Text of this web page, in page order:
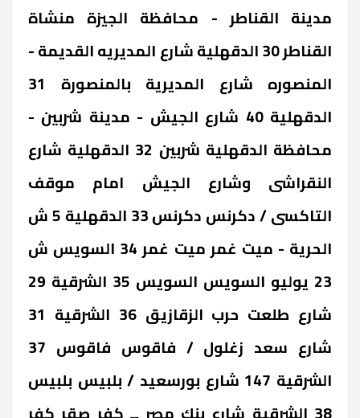
مدينة القناطر - محافظة الجيزة ‎منشاة
القناطر 30 ‎الدقهلية ‎شارع المديريه القديمة -
المنصوره ‎شارع المديرية بالمنصورة 31
‎الدقهلية ‎40 شارع الجيش - مدينة شربين -
محافظة الدقهلية ‎شربين 32 ‎الدقهلية ‎شارع
النقراشى وشارع الجيش امام موقف
التاكسى / دكرنس ‎دكرنس 33 ‎الدقهلية ‎5 ش
الحرية - ميت غمر ‎ميت غمر 34 ‎السويس ‎ش
23 يوليو السويس ‎السويس 35 ‎الشرقية ‎29
شارع طلعت حرب ‎الزقازيق 36 ‎الشرقية ‎31
شارع سعد زغلول / فاقوس ‎فاقوس 37
‎الشرقية ‎147 شارع بورسعيد / بلبيس ‎بلبيس